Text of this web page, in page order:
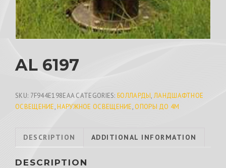
AL 6197
SKU: 7F944E198EAA CATEGORIES:БОЛЛАРДЫ,ЛАНДШАФТНОЕ
ОСВЕЩЕНИЕ,НАРУЖНОЕ ОСВЕЩЕНИЕ,ОПОРЫ ДО 4М
DESCRIPTION ADDITIONAL INFORMATION
DESCRIPTION